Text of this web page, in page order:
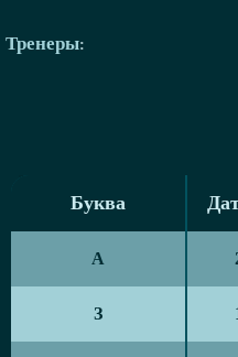
Тренеры:
Буква
Буква
А
З